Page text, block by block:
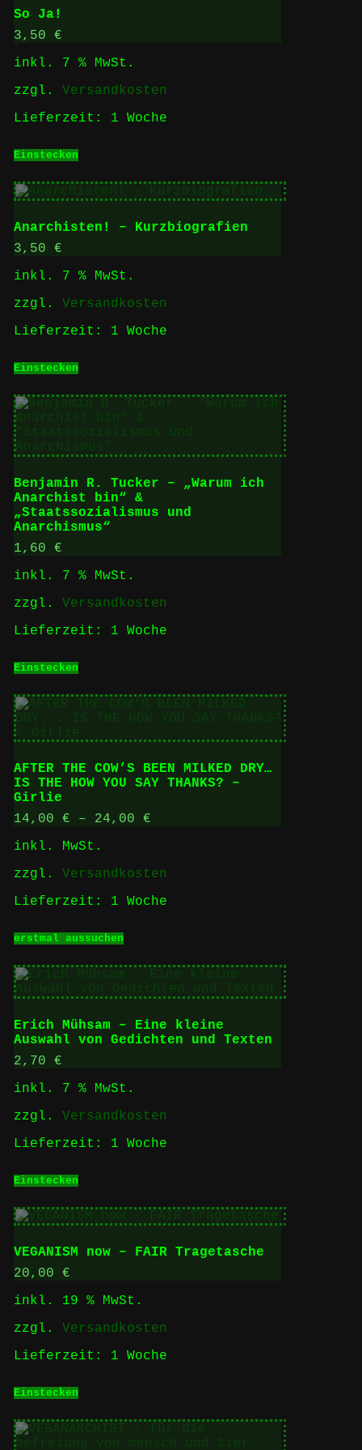
So Ja!
3,50 €
inkl. 7 % MwSt.
zzgl. Versandkosten
Lieferzeit: 1 Woche
Einstecken
Anarchisten! – Kurzbiografien
3,50 €
inkl. 7 % MwSt.
zzgl. Versandkosten
Lieferzeit: 1 Woche
Einstecken
Benjamin R. Tucker – „Warum ich
Anarchist bin“ &
„Staatssozialismus und
Anarchismus“
1,60 €
inkl. 7 % MwSt.
zzgl. Versandkosten
Lieferzeit: 1 Woche
Einstecken
AFTER THE COW’S BEEN MILKED DRY…
IS THE HOW YOU SAY THANKS? –
Girlie
14,00 € – 24,00 €
inkl. MwSt.
zzgl. Versandkosten
Lieferzeit: 1 Woche
erstmal aussuchenProdukt
mehrere
Varianten
auf.
Die
Optionen
können
Produktseite
werden
Erich Mühsam – Eine kleine
Auswahl von Gedichten und Texten
2,70 €
inkl. 7 % MwSt.
zzgl. Versandkosten
Lieferzeit: 1 Woche
Einstecken
VEGANISM now – FAIR Tragetasche
20,00 €
inkl. 19 % MwSt.
zzgl. Versandkosten
Lieferzeit: 1 Woche
Einstecken